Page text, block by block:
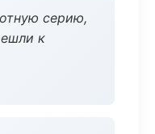
серию,
к